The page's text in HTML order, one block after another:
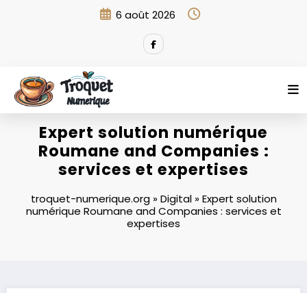
6 août 2026
Expert solution numérique
Roumane and Companies :
services et expertises
troquet-numerique.org»Digital»Expert solution
numérique Roumane and Companies : services et
expertises